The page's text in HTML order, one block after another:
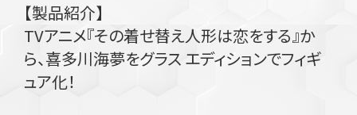
【製品紹介】
TVアニメ『その着せ替え人形は恋をする』か
ら、喜多川海夢をグラス エディションでフィギ
ュア化！